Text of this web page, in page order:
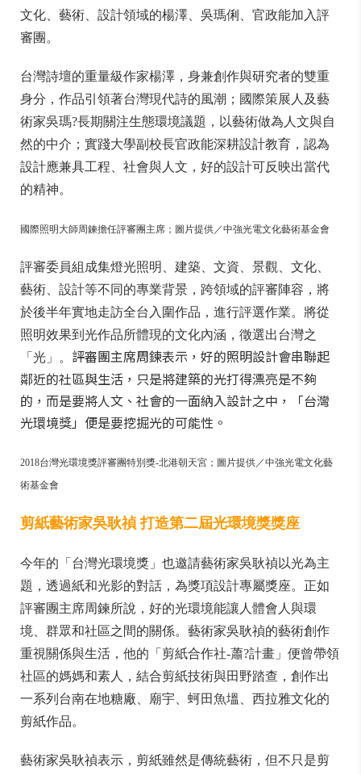
文化、藝術、設計領域的楊澤、吳瑪俐、官政能加入評
審團。
台灣詩壇的重量級作家楊澤，身兼創作與研究者的雙重
身分，作品引領著台灣現代詩的風潮；國際策展人及藝
術家吳瑪?長期關注生態環境議題，以藝術做為人文與自
然的中介；實踐大學副校長官政能深耕設計教育，認為
設計應兼具工程、社會與人文，好的設計可反映出當代
的精神。
國際照明大師周鍊擔任評審團主席；圖片提供／中強光電文化藝術基金會
評審委員組成集燈光照明、建築、文資、景觀、文化、
藝術、設計等不同的專業背景，跨領域的評審陣容，將
於後半年實地走訪全台入圍作品，進行評選作業。將從
照明效果到光作品所體現的文化內涵，徵選出台灣之
「光」。 評審團主席周鍊表示，好的照明設計會串聯起
鄰近的社區與生活，只是將建築的光打得漂亮是不夠
的，而是要將人文、社會的一面納入設計之中，「台灣
光環境獎」便是要挖掘光的可能性。
2018台灣光環境獎評審團特別獎-北港朝天宮；圖片提供／中強光電文化藝
術基金會
剪紙藝術家吳耿禎 打造第二屆光環境獎獎座
今年的「台灣光環境獎」也邀請藝術家吳耿禎以光為主
題，透過紙和光影的對話，為獎項設計專屬獎座。正如
評審團主席周鍊所說，好的光環境能讓人體會人與環
境、群眾和社區之間的關係。藝術家吳耿禎的藝術創作
重視關係與生活，他的「剪紙合作社-蕭?計畫」便曾帶領
社區的媽媽和素人，結合剪紙技術與田野踏查，創作出
一系列台南在地糖廠、廟宇、蚵田魚塭、西拉雅文化的
剪紙作品。
藝術家吳耿禎表示，剪紙雖然是傳統藝術，但不只是剪